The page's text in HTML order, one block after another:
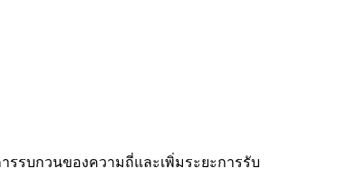
รรบกวนของความถี่และเพิ่มระยะการรับ